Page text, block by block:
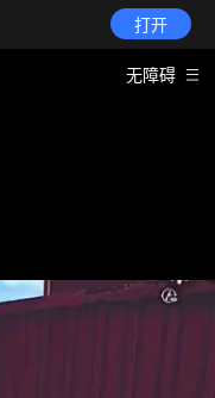
打开
无障碍